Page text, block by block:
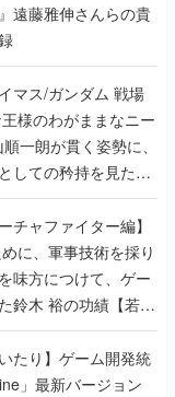
遠藤雅伸さんらの貴
ス/ガンダム 戦場
様のわがままなニー
一朗が貫く姿勢に、
しての矜持を見た
】
チャファイター編】
に、軍事技術を採り
味方につけて、ゲー
鈴木 裕の功績【若ゲ
たり】ゲーム開発統
」最新バージョン